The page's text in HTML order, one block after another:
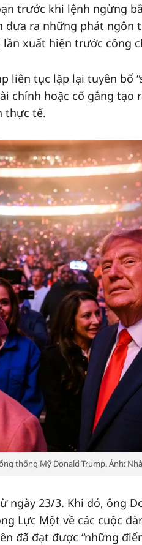
trước khi lệnh ngừng
đưa ra những phát
xuất hiện trước công
liên tục lặp lại tuyên bố
chính hoặc cố gắng tạo
thực tế.
thống Mỹ Donald Trump. Ảnh:
ngày 23/3. Khi đó, ông
Lực Một về các cuộc
đã đạt được “những